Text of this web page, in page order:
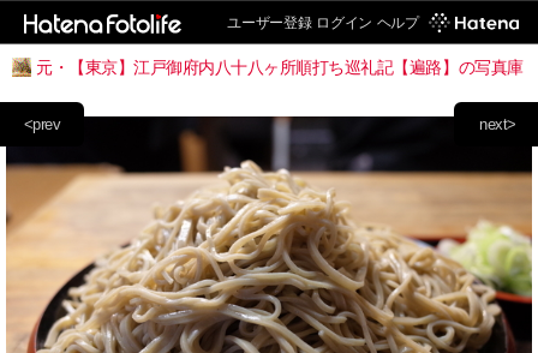
ユーザー登録 ログイン ヘルプ
元・【東京】江戸御府内八十八ヶ所順打ち巡礼記【遍路】の写真庫
next>
<prev